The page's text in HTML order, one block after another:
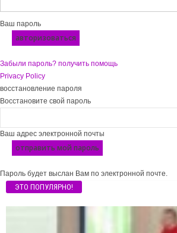
Ваш пароль
Забыли пароль? получить помощь
Privacy Policy
восстановление пароля
Восстановите свой пароль
Ваш адрес электронной почты
Пароль будет выслан Вам по электронной почте.
ЭТО ПОПУЛЯРНО!